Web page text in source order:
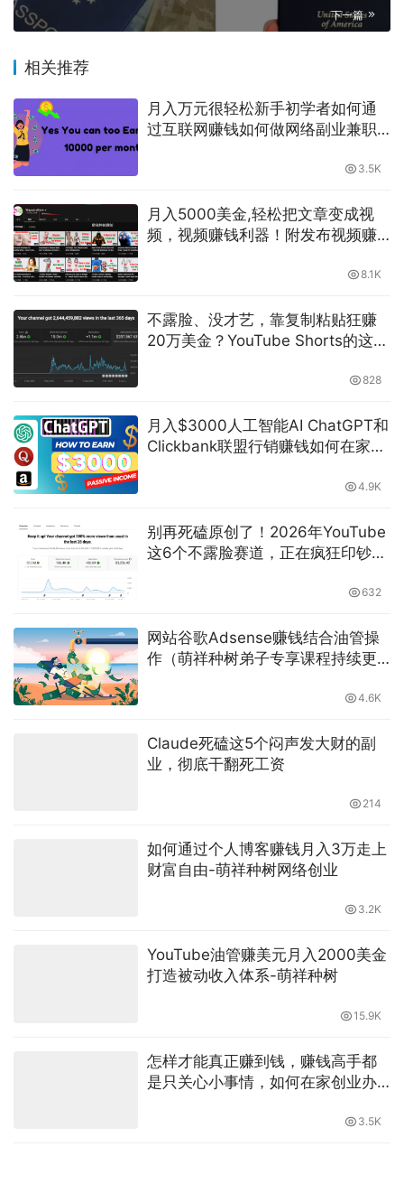
下一篇
相关推荐
月入万元很轻松新手初学者如何通
过互联网赚钱如何做网络副业兼职
3.5K
月入5000美金,轻松把文章变成视
频，视频赚钱利器！附发布视频赚
8.1K
不露脸、没才艺，靠复制粘贴狂赚
20万美金？YouTube Shorts的这点
828
月入$3000人工智能AI ChatGPT和
Clickbank联盟行销赚钱如何在家做
4.9K
别再死磕原创了！2026年YouTube
这6个不露脸赛道，正在疯狂印钞…
632
网站谷歌Adsense赚钱结合油管操
作（萌祥种树弟子专享课程持续更
4.6K
Claude死磕这5个闷声发大财的副
业，彻底干翻死工资
214
如何通过个人博客赚钱月入3万走上
财富自由-萌祥种树网络创业
3.2K
YouTube油管赚美元月入2000美金
打造被动收入体系-萌祥种树
15.9K
怎样才能真正赚到钱，赚钱高手都
是只关心小事情，如何在家创业办
3.5K